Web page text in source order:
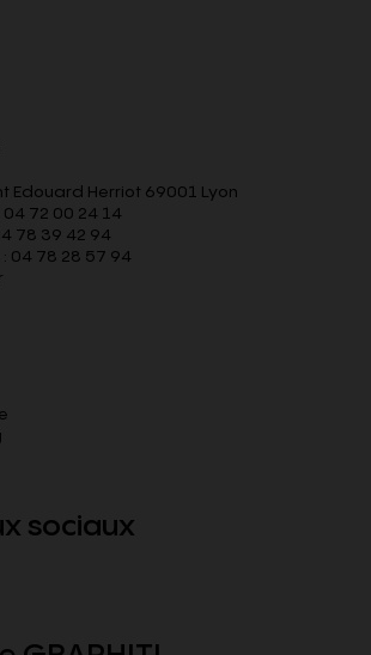
Edouard Herriot 69001 Lyon
72 00 24 14
78 39 42 94
04 78 28 57 94
sociaux